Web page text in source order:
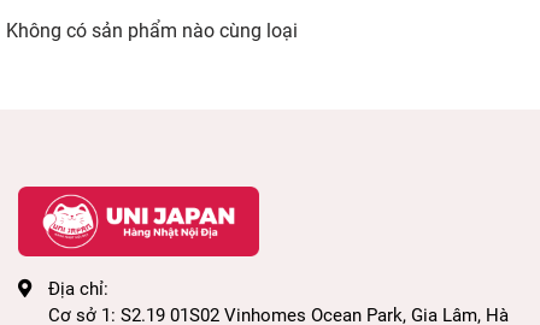
Không có sản phẩm nào cùng loại
Địa chỉ:
Cơ sở 1: S2.19 01S02 Vinhomes Ocean Park, Gia Lâm, Hà